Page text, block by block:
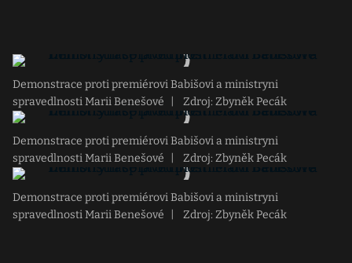
Demonstrace proti premiérovi Babišovi a ministryni
spravedlnosti Marii Benešové
Zdroj: Zbyněk Pecák
Demonstrace proti premiérovi Babišovi a ministryni
spravedlnosti Marii Benešové
Zdroj: Zbyněk Pecák
Demonstrace proti premiérovi Babišovi a ministryni
spravedlnosti Marii Benešové
Zdroj: Zbyněk Pecák